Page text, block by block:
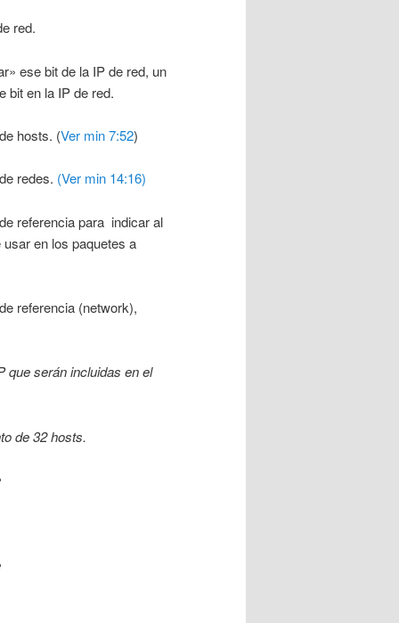
red.
ese bit de la IP de red, un
bit en la IP de red.
hosts. (Ver min 7:52)
redes. (Ver min 14:16)
referencia para indicar al
en los paquetes a
referencia (network),
que serán incluidas en el
de 32 hosts.